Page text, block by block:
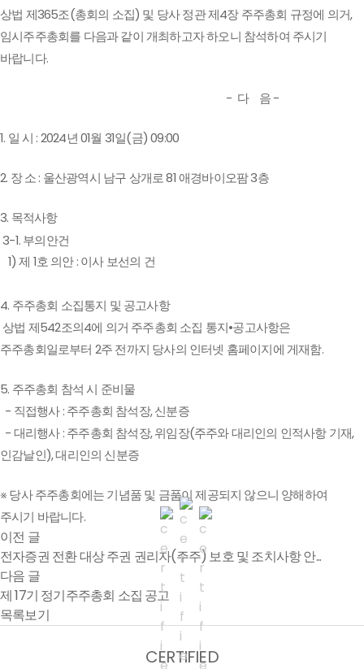
상법 제365조(총회의 소집) 및 당사 정관 제4장 주주총회 규정에 의거,
임시주주총회를 다음과 같이 개최하고자 하오니 참석하여 주시기
바랍니다.
- 다 음 -
1. 일 시 : 2024년 01월 31일(금) 09:00
2. 장 소 : 울산광역시 남구 상개로 81 애경바이오팜 3층
3. 목적사항
3-1. 부의안건
1) 제 1호 의안 : 이사 보선의 건
4. 주주총회 소집통지 및 공고사항
상법 제542조의4에 의거 주주총회 소집 통지•공고사항은
주주총회일로부터 2주 전까지 당사의 인터넷 홈페이지에 게재함.
5. 주주총회 참석 시 준비물
- 직접행사 : 주주총회 참석장, 신분증
- 대리행사 : 주주총회 참석장, 위임장(주주와 대리인의 인적사항 기재,
인감날인), 대리인의 신분증
※ 당사 주주총회에는 기념품 및 금품이 제공되지 않으니 양해하여
주시기 바랍니다.
이전 글
전자증권 전환 대상 주권 권리자(주주) 보호 및 조치사항 안...
다음 글
제 17기 정기주주총회 소집 공고
목록보기
CERTIFIED